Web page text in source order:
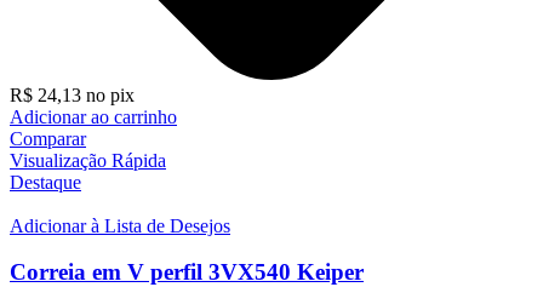
R$ 24,13 no pix
Adicionar ao carrinho
Comparar
Visualização Rápida
Destaque
Adicionar à Lista de Desejos
Correia em V perfil 3VX540 Keiper